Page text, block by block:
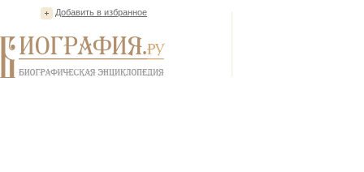
Добавить в избранное